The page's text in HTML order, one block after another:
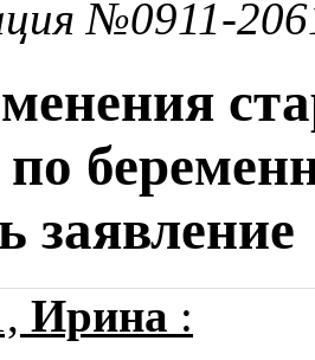
№0911-
заявление
Ирина :